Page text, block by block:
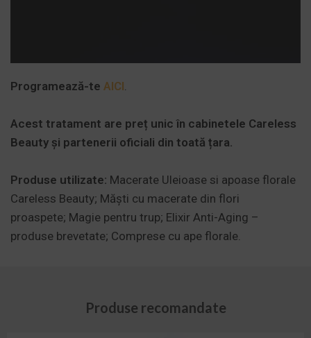
Programează-te AICI.
Acest tratament are preț unic în cabinetele Careless
Beauty și partenerii oficiali din toată țara.
Produse utilizate: Macerate Uleioase si apoase florale
Careless Beauty; Măști cu macerate din flori
proaspete; Magie pentru trup; Elixir Anti-Aging –
produse brevetate; Comprese cu ape florale.
Produse recomandate